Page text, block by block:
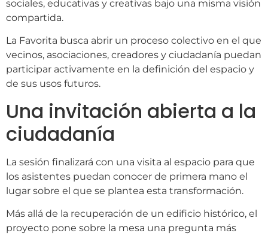
sociales, educativas y creativas bajo una misma visión
compartida.
La Favorita busca abrir un proceso colectivo en el que
vecinos, asociaciones, creadores y ciudadanía puedan
participar activamente en la definición del espacio y
de sus usos futuros.
Una invitación abierta a la
ciudadanía
La sesión finalizará con una visita al espacio para que
los asistentes puedan conocer de primera mano el
lugar sobre el que se plantea esta transformación.
Más allá de la recuperación de un edificio histórico, el
proyecto pone sobre la mesa una pregunta más